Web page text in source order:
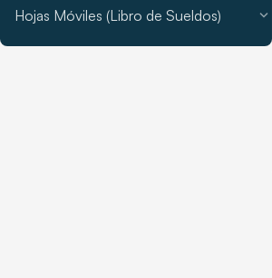
Hojas Móviles (Libro de Sueldos) expand_more